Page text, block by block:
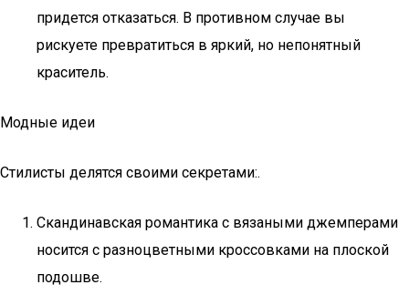
придется отказаться. В противном случае вы
рискуете превратиться в яркий, но непонятный
краситель.
Модные идеи
Стилисты делятся своими секретами:.
Скандинавская романтика с вязаными джемперами
носится с разноцветными кроссовками на плоской
подошве.